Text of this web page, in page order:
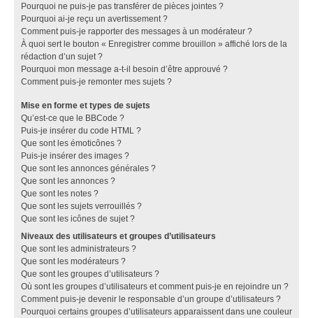
Pourquoi ne puis-je pas transférer de pièces jointes ?
Pourquoi ai-je reçu un avertissement ?
Comment puis-je rapporter des messages à un modérateur ?
À quoi sert le bouton « Enregistrer comme brouillon » affiché lors de la
rédaction d’un sujet ?
Pourquoi mon message a-t-il besoin d’être approuvé ?
Comment puis-je remonter mes sujets ?
Mise en forme et types de sujets
Qu’est-ce que le BBCode ?
Puis-je insérer du code HTML ?
Que sont les émoticônes ?
Puis-je insérer des images ?
Que sont les annonces générales ?
Que sont les annonces ?
Que sont les notes ?
Que sont les sujets verrouillés ?
Que sont les icônes de sujet ?
Niveaux des utilisateurs et groupes d’utilisateurs
Que sont les administrateurs ?
Que sont les modérateurs ?
Que sont les groupes d’utilisateurs ?
Où sont les groupes d’utilisateurs et comment puis-je en rejoindre un ?
Comment puis-je devenir le responsable d’un groupe d’utilisateurs ?
Pourquoi certains groupes d’utilisateurs apparaissent dans une couleur